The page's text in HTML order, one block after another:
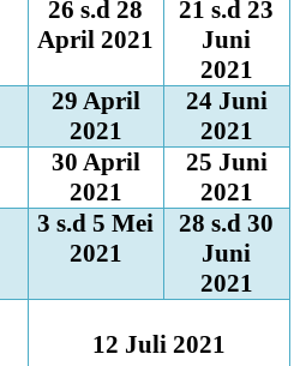
26 s.d 28
April 2021
21 s.d 23
Juni
2021
29 April
2021
24 Juni
2021
30 April
2021
25 Juni
2021
3 s.d 5 Mei
2021
28 s.d 30
Juni
2021
12 Juli 2021